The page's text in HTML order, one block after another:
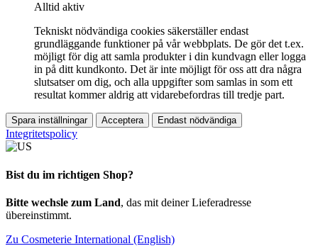
Alltid aktiv
Tekniskt nödvändiga cookies säkerställer endast
grundläggande funktioner på vår webbplats. De gör det t.ex.
möjligt för dig att samla produkter i din kundvagn eller logga
in på ditt kundkonto. Det är inte möjligt för oss att dra några
slutsatser om dig, och alla uppgifter som samlas in som ett
resultat kommer aldrig att vidarebefordras till tredje part.
Spara inställningar Acceptera Endast nödvändiga
Integritetspolicy
Bist du im richtigen Shop?
Bitte wechsle zum Land, das mit deiner Lieferadresse
übereinstimmt.
Zu Cosmeterie International (English)